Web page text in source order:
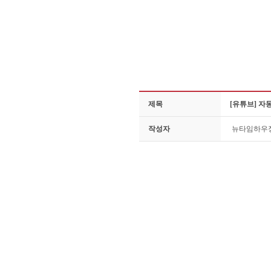
제목 [유튜브] 자
작성자 뉴타임하우